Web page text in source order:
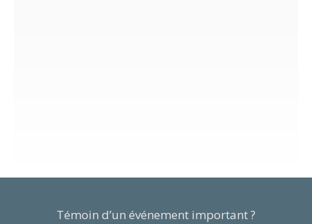
Témoin d’un événement important ?